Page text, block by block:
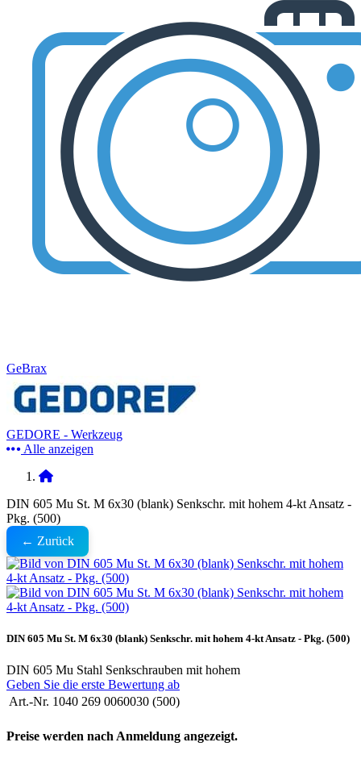
GeBrax
GEDORE - Werkzeug
Alle anzeigen
DIN 605 Mu St. M 6x30 (blank) Senkschr. mit hohem 4-kt Ansatz -
Pkg. (500)
← Zurück
DIN 605 Mu St. M 6x30 (blank) Senkschr. mit hohem 4-kt Ansatz - Pkg. (500)
DIN 605 Mu Stahl Senkschrauben mit hohem
Geben Sie die erste Bewertung ab
Art.-Nr. 1040 269 0060030 (500)
Preise werden nach Anmeldung angezeigt.